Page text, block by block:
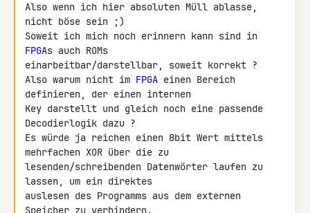
Also wenn ich hier absoluten Müll ablasse,
nicht böse sein ;)
FPGAs auch ROMs
einarbeitbar/darstellbar, soweit korrekt ?
Also warum nicht im FPGA einen Bereich
definieren, der einen internen
Key darstellt und gleich noch eine passende
Decodierlogik dazu ?
Es würde ja reichen einen 8bit Wert mittels
mehrfachen XOR über die zu
lesenden/schreibenden Datenwörter laufen zu
lassen, um ein direktes
auslesen des Programms aus dem externen
Speicher zu verhindern.